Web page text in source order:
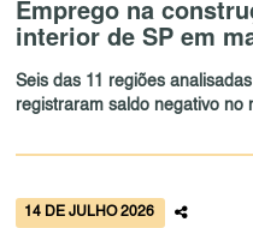
Emprego na
interior de SP em
Seis das 11 regiões
registraram saldo negativo no
14 DE JULHO 2026